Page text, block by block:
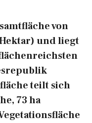
von
und liegt
teilt sich
73 ha